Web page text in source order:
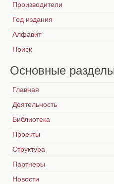
Производители
Год издания
Алфавит
Поиск
Основные
Главная
Деятельность
Библиотека
Проекты
Структура
Партнеры
Новости